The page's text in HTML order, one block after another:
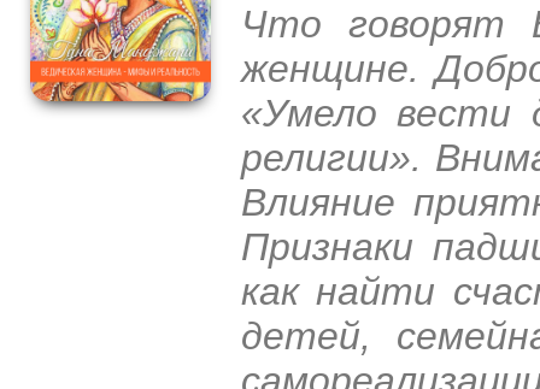
Что говорят
женщине.
«Умело вести
религии».
Влияние
Признаки
как найти
детей,